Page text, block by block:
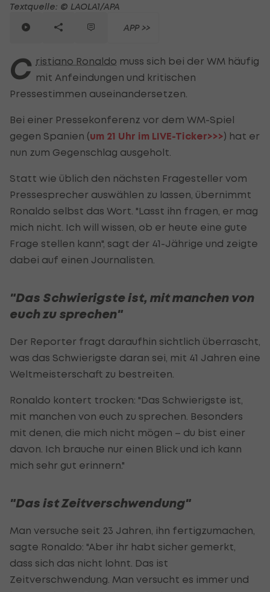
Textquelle: © LAOLA1/APA
APP >>
C ristiano Ronaldo muss sich bei der WM häufig
mit Anfeindungen und kritischen
Pressestimmen auseinandersetzen.
Bei einer Pressekonferenz vor dem WM-Spiel
gegen Spanien (um 21 Uhr im LIVE-Ticker>>>) hat er
nun zum Gegenschlag ausgeholt.
Statt wie üblich den nächsten Fragesteller vom
Pressesprecher auswählen zu lassen, übernimmt
Ronaldo selbst das Wort. "Lasst ihn fragen, er mag
mich nicht. Ich will wissen, ob er heute eine gute
Frage stellen kann", sagt der 41-Jährige und zeigte
dabei auf einen Journalisten.
"Das Schwierigste ist, mit manchen von
euch zu sprechen"
Der Reporter fragt daraufhin sichtlich überrascht,
was das Schwierigste daran sei, mit 41 Jahren eine
Weltmeisterschaft zu bestreiten.
Ronaldo kontert trocken: "Das Schwierigste ist,
mit manchen von euch zu sprechen. Besonders
mit denen, die mich nicht mögen – du bist einer
davon. Ich brauche nur einen Blick und ich kann
mich sehr gut erinnern."
"Das ist Zeitverschwendung"
Man versuche seit 23 Jahren, ihn fertigzumachen,
sagte Ronaldo: "Aber ihr habt sicher gemerkt,
dass sich das nicht lohnt. Das ist
Zeitverschwendung. Man versucht es immer und